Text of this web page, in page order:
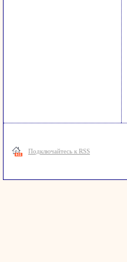
Подключайтесь к RSS